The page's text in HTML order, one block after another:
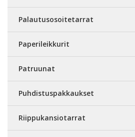
Palautusosoitetarrat
Paperileikkurit
Patruunat
Puhdistuspakkaukset
Riippukansiotarrat